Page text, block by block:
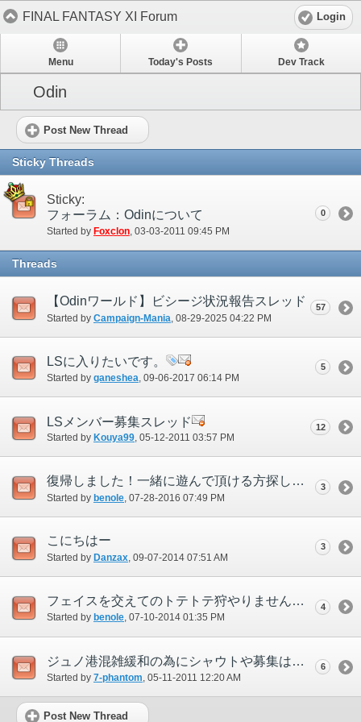
FINAL FANTASY XI Forum Login
Menu Today's Posts Dev Track
Odin
Post New Thread
Sticky Threads
Sticky:
フォーラム：Odinについて
Started by Foxclon‎, 03-03-2011 09:45 PM
0
Threads
【Odinワールド】ビシージ状況報告スレッド
Started by Campaign-Mania ‎, 08-29-2025 04:22 PM
57
LSに入りたいです。
Started by ganeshea‎, 09-06-2017 06:14 PM
5
LSメンバー募集スレッド
Started by Kouya99‎, 05-12-2011 03:57 PM
12
復帰しました！一緒に遊んで頂ける方探してます！
Started by benole ‎, 07-28-2016 07:49 PM
3
こにちはー
Started by Danzax‎, 09-07-2014 07:51 AM
3
フェイスを交えてのトテトテ狩やりませんか？オーディン鯖
Started by benole‎, 07-10-2014 01:35 PM
4
ジュノ港混雑緩和の為にシャウトや募集は白門でやろうよinおでん
Started by 7-phantom ‎, 05-11-2011 12:20 AM
6
Post New Thread